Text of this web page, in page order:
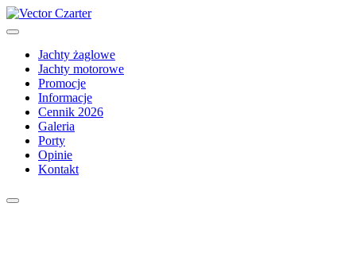
Jachty żaglowe
Jachty motorowe
Promocje
Informacje
Cennik 2026
Galeria
Porty
Opinie
Kontakt